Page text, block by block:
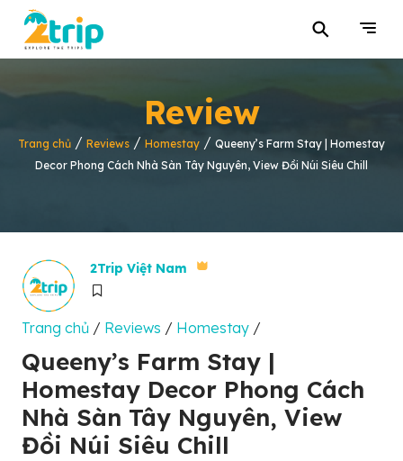
⚲
Review
Trang chủ / Reviews / Homestay / Queeny’s Farm Stay | Homestay
Decor Phong Cách Nhà Sàn Tây Nguyên, View Đồi Núi Siêu Chill
2Trip Việt Nam
Trang chủ / Reviews / Homestay /
Queeny’s Farm Stay |
Homestay Decor Phong Cách
Nhà Sàn Tây Nguyên, View
Đồi Núi Siêu Chill